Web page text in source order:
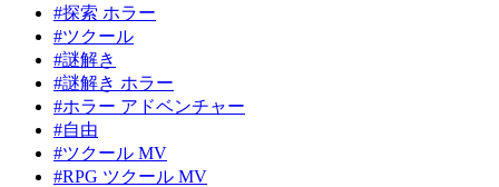
#探索 ホラー
#ツクール
#謎解き
#謎解き ホラー
#ホラー アドベンチャー
#自由
#ツクール MV
#RPG ツクール MV